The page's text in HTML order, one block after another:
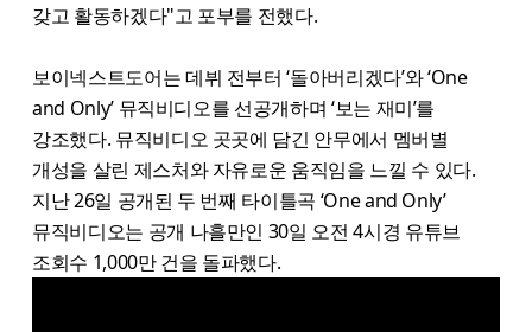
갖고 활동하겠다"고 포부를 전했다.
보이넥스트도어는 데뷔 전부터 ‘돌아버리겠다’와 ‘One
and Only’ 뮤직비디오를 선공개하며 ‘보는 재미’를
강조했다. 뮤직비디오 곳곳에 담긴 안무에서 멤버별
개성을 살린 제스처와 자유로운 움직임을 느낄 수 있다.
지난 26일 공개된 두 번째 타이틀곡 ‘One and Only’
뮤직비디오는 공개 나흘만인 30일 오전 4시경 유튜브
조회수 1,000만 건을 돌파했다.